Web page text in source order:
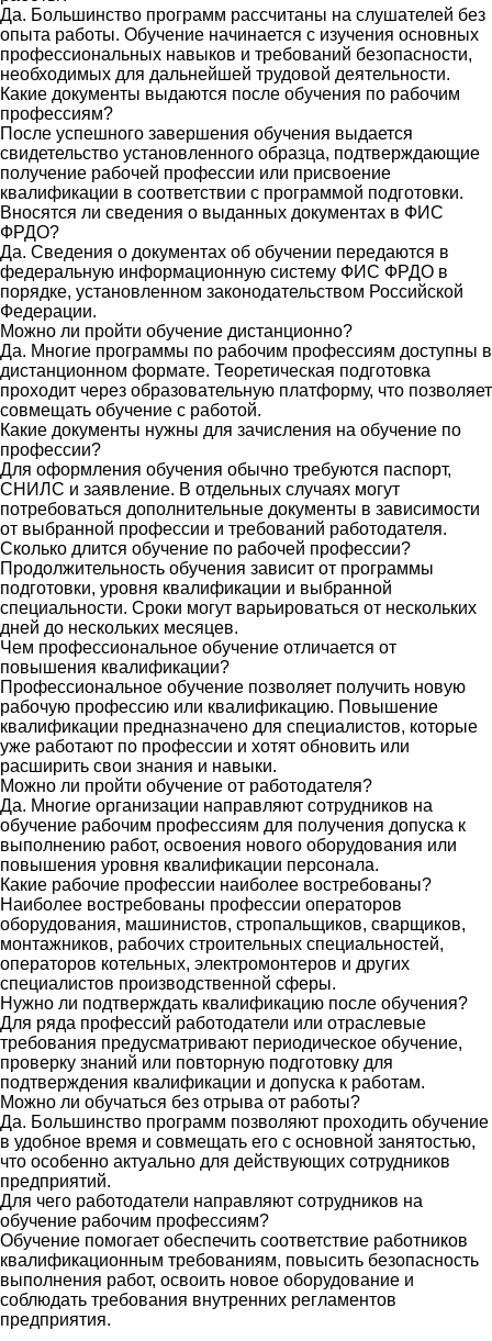
Да. Большинство программ рассчитаны на слушателей без
опыта работы. Обучение начинается с изучения основных
профессиональных навыков и требований безопасности,
необходимых для дальнейшей трудовой деятельности.
Какие документы выдаются после обучения по рабочим
профессиям?
После успешного завершения обучения выдается
свидетельство установленного образца, подтверждающие
получение рабочей профессии или присвоение
квалификации в соответствии с программой подготовки.
Вносятся ли сведения о выданных документах в ФИС
ФРДО?
Да. Сведения о документах об обучении передаются в
федеральную информационную систему ФИС ФРДО в
порядке, установленном законодательством Российской
Федерации.
Можно ли пройти обучение дистанционно?
Да. Многие программы по рабочим профессиям доступны в
дистанционном формате. Теоретическая подготовка
проходит через образовательную платформу, что позволяет
совмещать обучение с работой.
Какие документы нужны для зачисления на обучение по
профессии?
Для оформления обучения обычно требуются паспорт,
СНИЛС и заявление. В отдельных случаях могут
потребоваться дополнительные документы в зависимости
от выбранной профессии и требований работодателя.
Сколько длится обучение по рабочей профессии?
Продолжительность обучения зависит от программы
подготовки, уровня квалификации и выбранной
специальности. Сроки могут варьироваться от нескольких
дней до нескольких месяцев.
Чем профессиональное обучение отличается от
повышения квалификации?
Профессиональное обучение позволяет получить новую
рабочую профессию или квалификацию. Повышение
квалификации предназначено для специалистов, которые
уже работают по профессии и хотят обновить или
расширить свои знания и навыки.
Можно ли пройти обучение от работодателя?
Да. Многие организации направляют сотрудников на
обучение рабочим профессиям для получения допуска к
выполнению работ, освоения нового оборудования или
повышения уровня квалификации персонала.
Какие рабочие профессии наиболее востребованы?
Наиболее востребованы профессии операторов
оборудования, машинистов, стропальщиков, сварщиков,
монтажников, рабочих строительных специальностей,
операторов котельных, электромонтеров и других
специалистов производственной сферы.
Нужно ли подтверждать квалификацию после обучения?
Для ряда профессий работодатели или отраслевые
требования предусматривают периодическое обучение,
проверку знаний или повторную подготовку для
подтверждения квалификации и допуска к работам.
Можно ли обучаться без отрыва от работы?
Да. Большинство программ позволяют проходить обучение
в удобное время и совмещать его с основной занятостью,
что особенно актуально для действующих сотрудников
предприятий.
Для чего работодатели направляют сотрудников на
обучение рабочим профессиям?
Обучение помогает обеспечить соответствие работников
квалификационным требованиям, повысить безопасность
выполнения работ, освоить новое оборудование и
соблюдать требования внутренних регламентов
предприятия.